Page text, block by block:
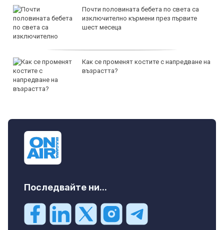
Почти половината бебета по света са
изключително кърмени през първите
шест месеца
Как се променят костите с напредване на
възрастта?
Последвайте ни...